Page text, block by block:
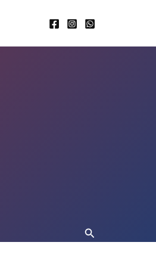
Buscar